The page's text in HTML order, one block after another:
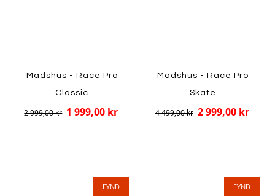
Madshus - Race Pro
Classic
2 999,00 kr 1 999,00 kr
Madshus - Race Pro
Skate
4 499,00 kr 2 999,00 kr
FYND FYND